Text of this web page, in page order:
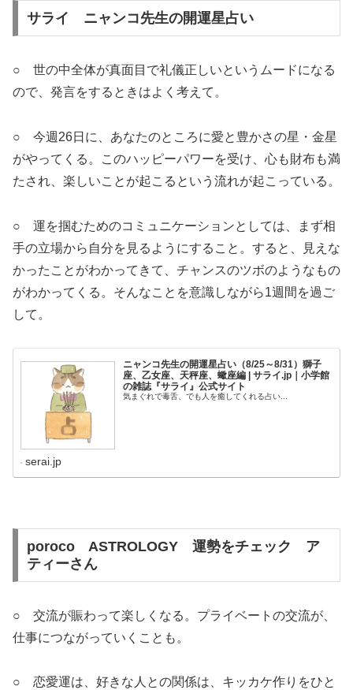
サライ ニャンコ先生の開運星占い
○ 世の中全体が真面目で礼儀正しいというムードになる
ので、発言をするときはよく考えて。
○ 今週26日に、あなたのところに愛と豊かさの星・金星
がやってくる。このハッピーパワーを受け、心も財布も満
たされ、楽しいことが起こるという流れが起こっている。
○ 運を掴むためのコミュニケーションとしては、まず相
手の立場から自分を見るようにすること。すると、見えな
かったことがわかってきて、チャンスのツボのようなもの
がわかってくる。そんなことを意識しながら1週間を過ご
して。
ニャンコ先生の開運星占い（8/25～8/31）獅子
座、乙女座、天秤座、蠍座編 | サライ.jp｜小学館
の雑誌『サライ』公式サイト
気まぐれで毒舌、でも人を癒してくれる占い...
serai.jp
poroco ASTROLOGY運勢をチェック ア
ティーさん
○ 交流が賑わって楽しくなる。プライベートの交流が、
仕事につながっていくことも。
○ 恋愛運は、好きな人との関係は、キッカケ作りをひと